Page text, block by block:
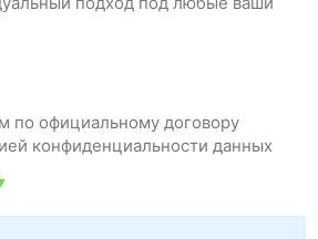
по официальному договору
конфиденциальности данных